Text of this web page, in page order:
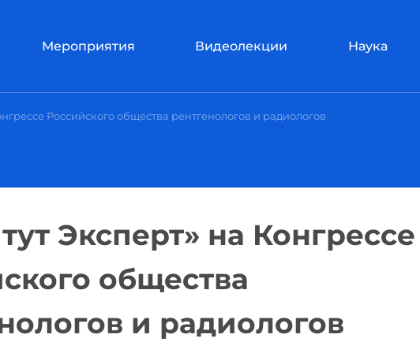
Мероприятия Видеолекции Наука
Российского общества рентгенологов и радиологов
Эксперт» на Конгрессе
общества
и радиологов